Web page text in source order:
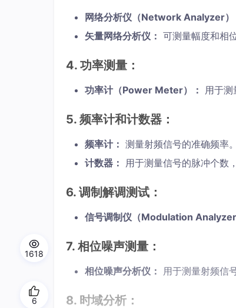
网络分析仪（Network Analyzer）
矢量网络分析仪： 可测量幅度和相
4. 功率测量：
功率计（Power Meter）： 用于测
5. 频率计和计数器：
频率计： 测量射频信号的准确频率。
计数器： 用于测量信号的脉冲个数
6. 调制解调测试：
信号调制仪（Modulation Analyzer
7. 相位噪声测量：
相位噪声分析仪： 用于测量射频信
8. 时域分析：
1618
6